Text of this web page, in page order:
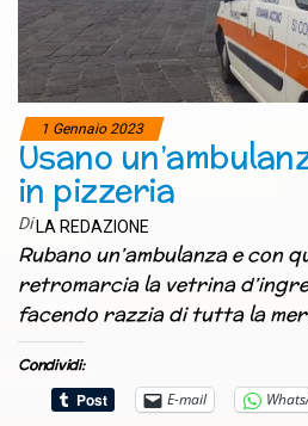
1 Gennaio 2023
Usano
in pizzeria
Di LA REDAZIONE
Rubano un’ambulanza e con
retromarcia la vetrina
facendo razzia di tutta la
Condividi:
E-mail